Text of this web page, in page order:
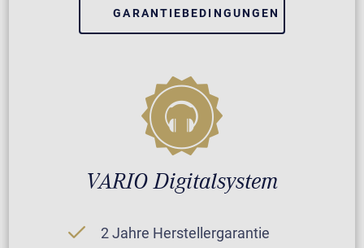
GARANTIEBEDINGUNGEN
VARIO Digitalsystem
2 Jahre Herstellergarantie